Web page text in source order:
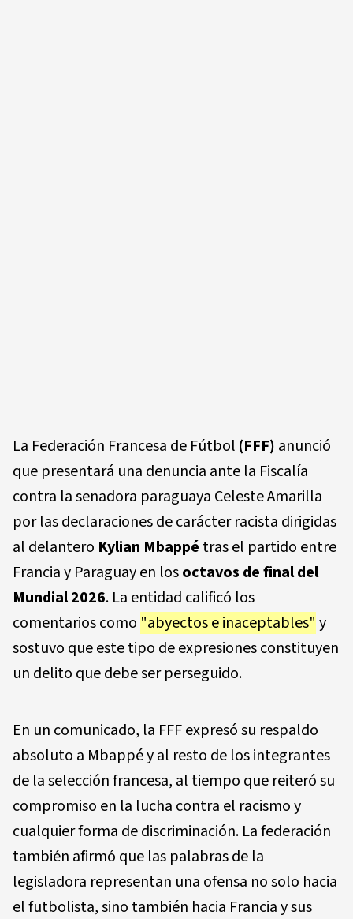
La Federación Francesa de Fútbol (FFF) anunció
que presentará una denuncia ante la Fiscalía
contra la senadora paraguaya Celeste Amarilla
por las declaraciones de carácter racista dirigidas
al delantero Kylian Mbappé tras el partido entre
Francia y Paraguay en losoctavos de final del
Mundial 2026. La entidad calificó los
comentarios como "abyectos e inaceptables" y
sostuvo que este tipo de expresiones constituyen
un delito que debe ser perseguido.
En un comunicado, la FFF expresó su respaldo
absoluto a Mbappé y al resto de los integrantes
de la selección francesa, al tiempo que reiteró su
compromiso en la lucha contra el racismo y
cualquier forma de discriminación. La federación
también afirmó que las palabras de la
legisladora representan una ofensa no solo hacia
el futbolista, sino también hacia Francia y sus